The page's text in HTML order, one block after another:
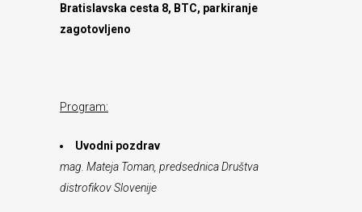
Bratislavska cesta 8, BTC, parkiranje
zagotovljeno
Program:
Uvodni pozdrav
mag. Mateja Toman, predsednica Društva
distrofikov Slovenije